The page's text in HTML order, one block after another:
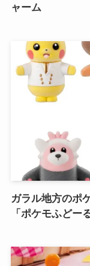
ャーム
ガラル地方のポ
「ポケモふどー